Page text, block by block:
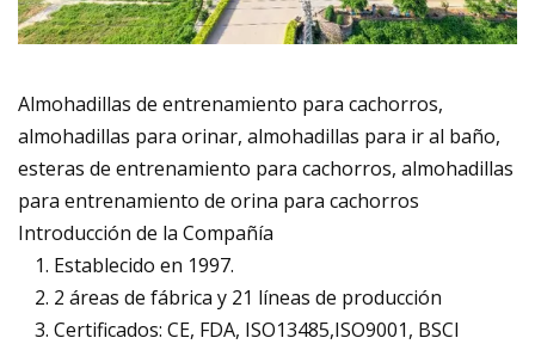
Almohadillas de entrenamiento para cachorros,
almohadillas para orinar, almohadillas para ir al baño,
esteras de entrenamiento para cachorros, almohadillas
para entrenamiento de orina para cachorros
Introducción de la Compañía
Establecido en 1997.
2 áreas de fábrica y 21 líneas de producción
Certificados: CE, FDA, ISO13485,ISO9001, BSCI